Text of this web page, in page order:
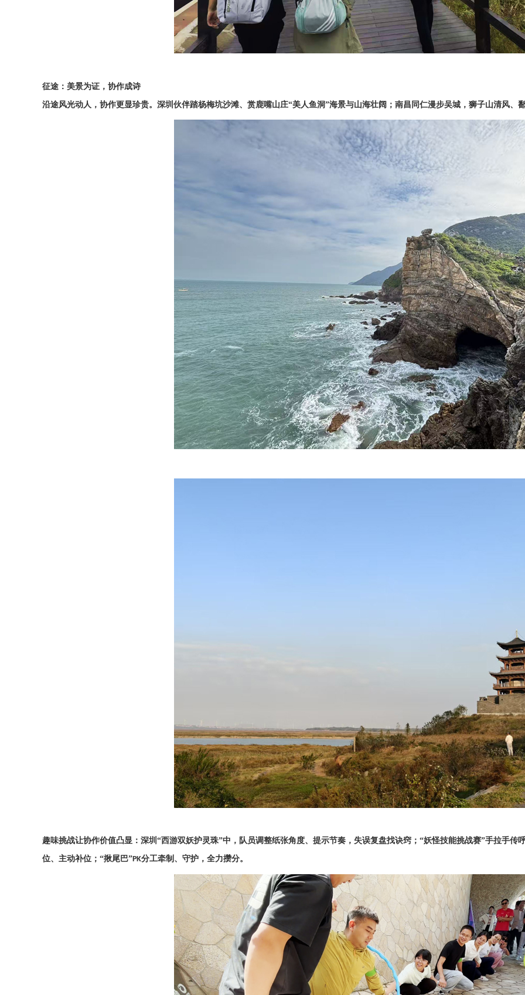
征途：美景为证，协作成诗
沿途风光动人，协作更显珍贵。深圳伙伴踏杨梅坑沙滩、赏鹿嘴山庄“美人鱼洞”海景与山海壮阔；南昌同仁漫步吴城，狮子山清风、
趣味挑战让协作价值凸显：深圳 “西游双妖护灵珠”中，队员调整纸张角度、提示节奏，失误复盘找诀窍；“妖怪技能挑战赛”手拉手
位、主动补位；“揪尾巴”PK分工牵制、守护，全力攒分。